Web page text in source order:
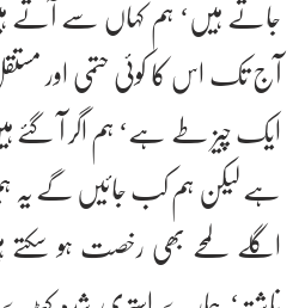
جاتے ہیں‘ ہم کہاں سے آتے
آج تک اس کا کوئی حتمی اور
ایک چیز طے ہے‘ ہم اگر آ گئے
ہے لیکن ہم کب جائیں گے یہ
اگلے لمحے بھی رخصت ہو سکتے